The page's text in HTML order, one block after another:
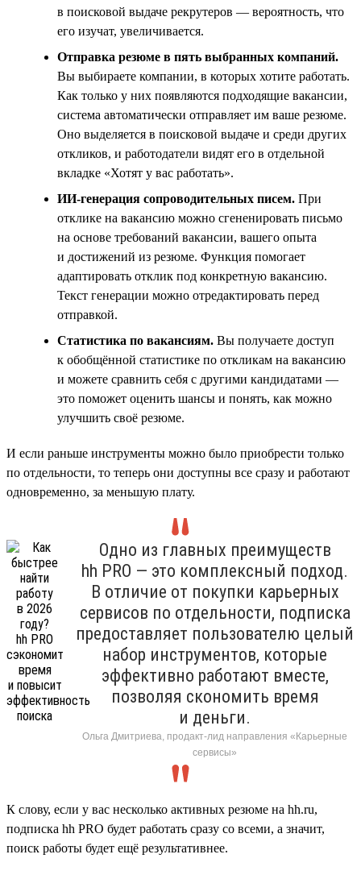
в поисковой выдаче рекрутеров — вероятность, что
его изучат, увеличивается.
Отправка резюме в пять выбранных компаний.
Вы выбираете компании, в которых хотите работать.
Как только у них появляются подходящие вакансии,
система автоматически отправляет им ваше резюме.
Оно выделяется в поисковой выдаче и среди других
откликов, и работодатели видят его в отдельной
вкладке «Хотят у вас работать».
ИИ-генерация сопроводительных писем. При
отклике на вакансию можно сгененировать письмо
на основе требований вакансии, вашего опыта
и достижений из резюме. Функция помогает
адаптировать отклик под конкретную вакансию.
Текст генерации можно отредактировать перед
отправкой.
Статистика по вакансиям. Вы получаете доступ
к обобщённой статистике по откликам на вакансию
и можете сравнить себя с другими кандидатами —
это поможет оценить шансы и понять, как можно
улучшить своё резюме.
И если раньше инструменты можно было приобрести только
по отдельности, то теперь они доступны все сразу и работают
одновременно, за меньшую плату.
Одно из главных преимуществ
hh PRO — это комплексный подход.
В отличие от покупки карьерных
сервисов по отдельности, подписка
предоставляет пользователю целый
набор инструментов, которые
эффективно работают вместе,
позволяя скономить время
и деньги.
Ольга Дмитриева, продакт-лид направления «Карьерные
сервисы»
К слову, если у вас несколько активных резюме на hh.ru,
подписка hh PRO будет работать сразу со всеми, а значит,
поиск работы будет ещё результативнее.